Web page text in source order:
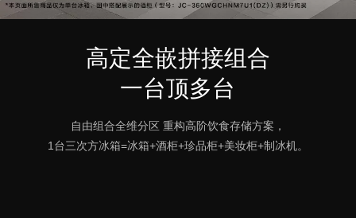
高定全嵌拼接组合
一台顶多台
自由组合全维分区 重构高阶饮食存储方案，
1台三次方冰箱=冰箱+酒柜+珍品柜+美妆柜+制冰机。